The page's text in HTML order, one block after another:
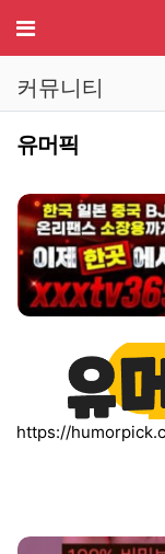
메뉴
커뮤니티
유머픽
컨텐츠 정보
https://
관련자료